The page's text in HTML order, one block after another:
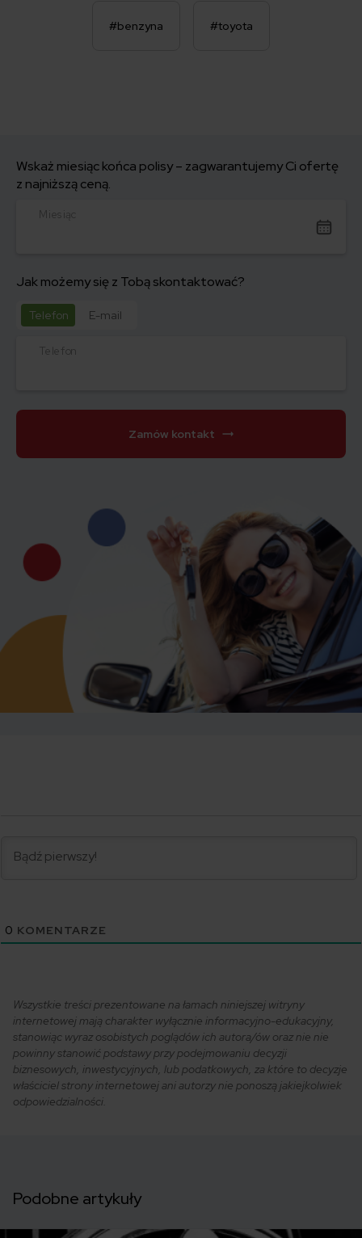
#benzyna #toyota
Wskaż miesiąc końca polisy – zagwarantujemy Ci ofertę
z najniższą ceną.
Miesiąc
Jak możemy się z Tobą skontaktować?
Telefon E-mail
Telefon
Zamów kontakt
0 KOMENTARZE
Wszystkie treści prezentowane na łamach niniejszej witryny
internetowej mają charakter wyłącznie informacyjno-edukacyjny,
stanowiąc wyraz osobistych poglądów ich autora/ów oraz nie nie
powinny stanowić podstawy przy podejmowaniu decyzji
biznesowych, inwestycyjnych, lub podatkowych, za które to decyzje
właściciel strony internetowej ani autorzy nie ponoszą jakiejkolwiek
odpowiedzialności.
Podobne artykuły